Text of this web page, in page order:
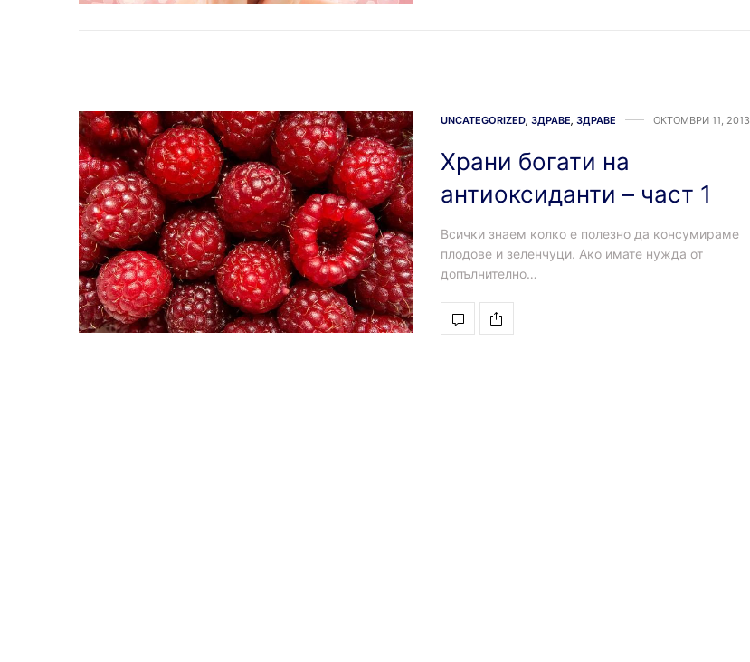
UNCATEGORIZED, ЗДРАВЕ, ЗДРАВЕ ОКТОМВРИ 11, 2013
Храни богати на
антиоксиданти – част 1
Всички знаем колко е полезно да консумираме
плодове и зеленчуци. Ако имате нужда от
допълнително…